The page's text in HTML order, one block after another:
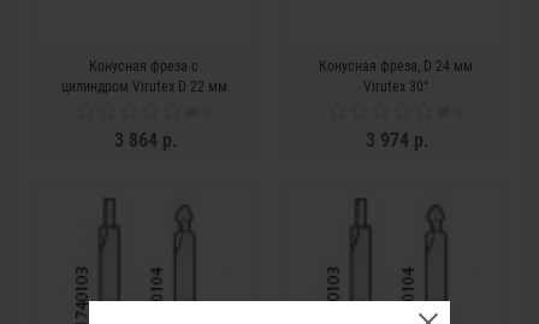
Конусная фреза с
цилиндром Virutex D 22 мм
3 864 р.
Конусная фреза, D 24 мм
Virutex 30°
3 974 р.